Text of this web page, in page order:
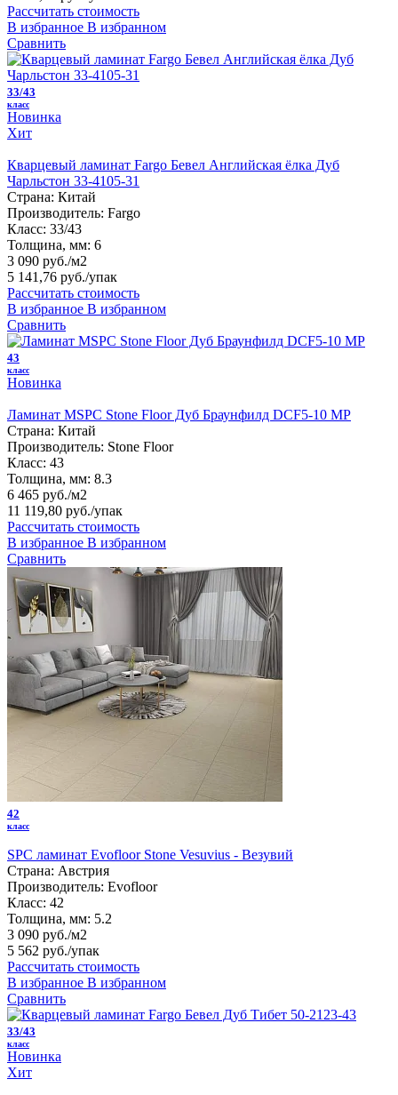
Рассчитать стоимость
В избранное В избранном
Сравнить
33/43
класс
Новинка
Хит
Кварцевый ламинат Fargo Бевел Английская ёлка Дуб
Чарльстон 33-4105-31
Страна: Китай
Производитель: Fargo
Класс: 33/43
Толщина, мм: 6
3 090 руб./м2
5 141,76 руб./упак
Рассчитать стоимость
В избранное В избранном
Сравнить
43
класс
Новинка
Ламинат MSPC Stone Floor Дуб Браунфилд DCF5-10 MР
Страна: Китай
Производитель: Stone Floor
Класс: 43
Толщина, мм: 8.3
6 465 руб./м2
11 119,80 руб./упак
Рассчитать стоимость
В избранное В избранном
Сравнить
42
класс
SPC ламинат Evofloor Stone Vesuvius - Везувий
Страна: Австрия
Производитель: Evofloor
Класс: 42
Толщина, мм: 5.2
3 090 руб./м2
5 562 руб./упак
Рассчитать стоимость
В избранное В избранном
Сравнить
33/43
класс
Новинка
Хит